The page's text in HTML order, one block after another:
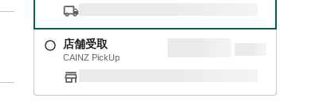
店舗受取
CAINZ PickUp